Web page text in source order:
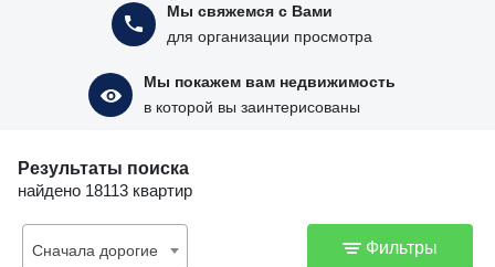
Мы свяжемся с Вами
для организации просмотра
Мы покажем вам недвижимость
в которой вы заинтерисованы
Результаты поиска
найдено 18113 квартир
Сначала дорогие Фильтры